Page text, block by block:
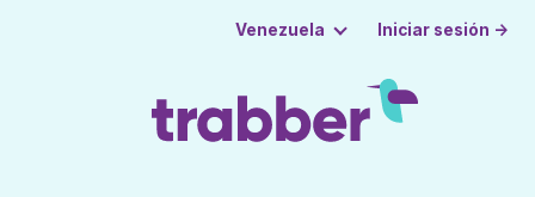
Venezuela Iniciar sesión →